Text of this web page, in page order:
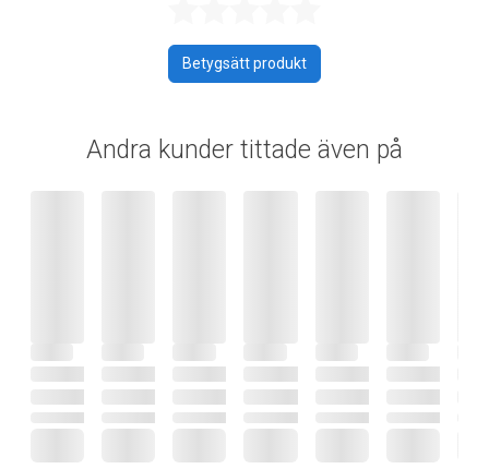
Betygsätt produkt
Andra kunder tittade även på